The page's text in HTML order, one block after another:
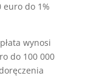
euro do 1%
wynosi
do 100 000